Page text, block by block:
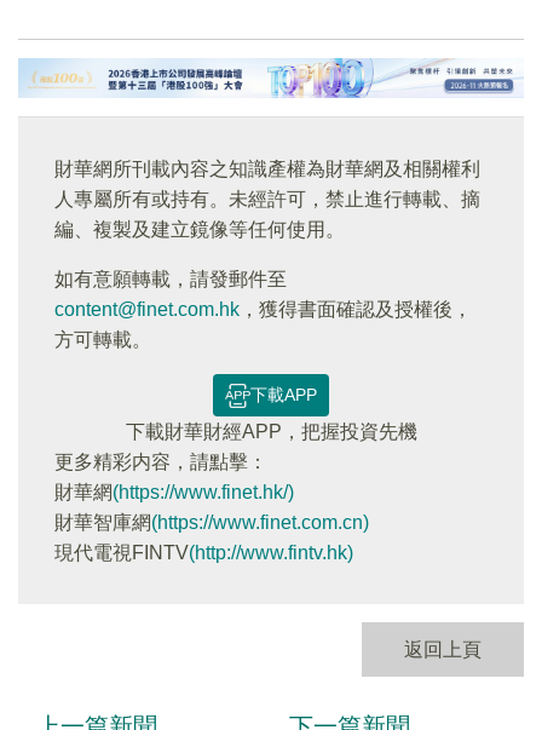
財華網所刊載內容之知識產權為財華網及相關權利
人專屬所有或持有。未經許可，禁止進行轉載、摘
編、複製及建立鏡像等任何使用。
如有意願轉載，請發郵件至
content@finet.com.hk ，獲得書面確認及授權後，
方可轉載。
下載APP
下載財華財經APP，把握投資先機
更多精彩内容，請點擊：
財華網(https://www.finet.hk/)
財華智庫網(https://www.finet.com.cn)
現代電視FINTV(http://www.fintv.hk)
返回上頁